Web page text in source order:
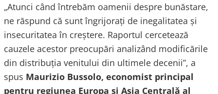
„Atunci când întrebăm oamenii despre bunăstare,
ne răspund că sunt îngrijoraţi de inegalitatea și
insecuritatea în creștere. Raportul cercetează
cauzele acestor preocupări analizând modificările
din distribuția venitului din ultimele decenii”, a
spus Maurizio Bussolo, economist principal
pentru regiunea Europa și Asia Centrală al